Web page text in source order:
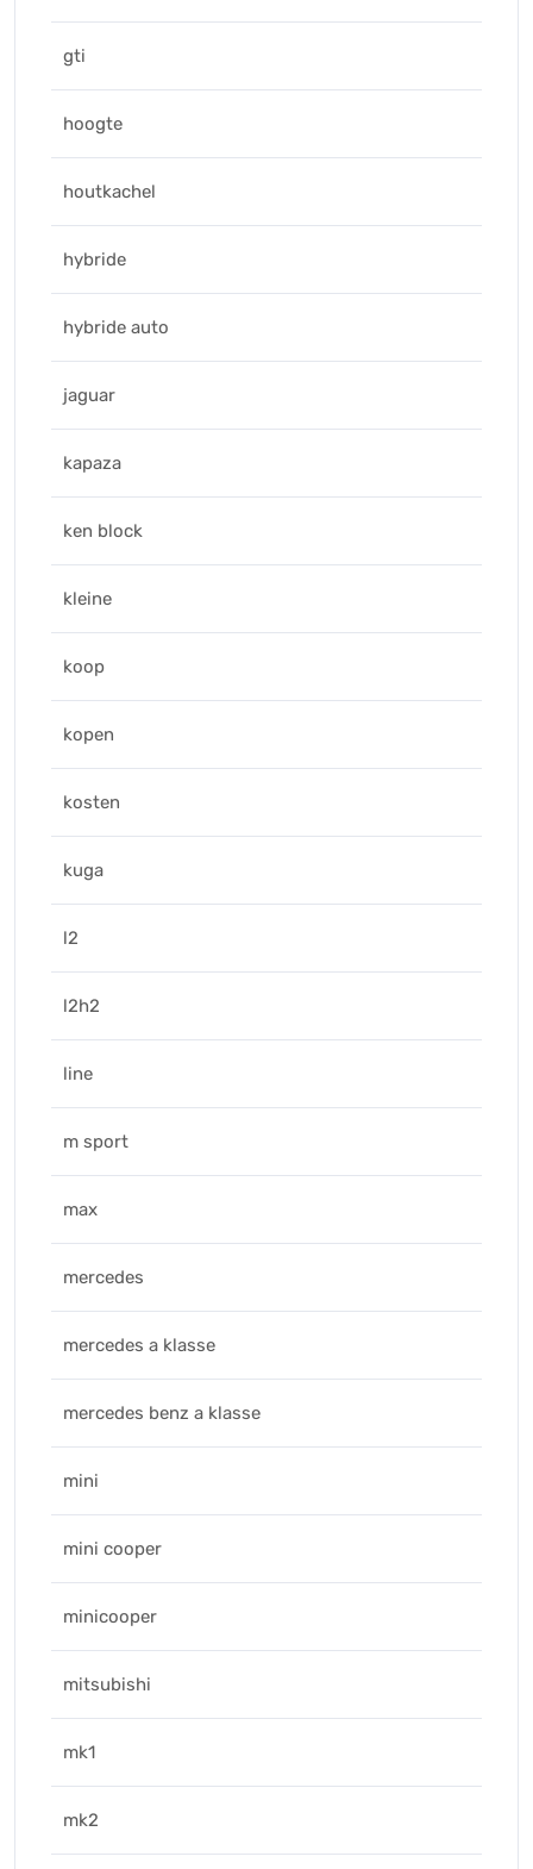
gti
hoogte
houtkachel
hybride
hybride auto
jaguar
kapaza
ken block
kleine
koop
kopen
kosten
kuga
l2
l2h2
line
m sport
max
mercedes
mercedes a klasse
mercedes benz a klasse
mini
mini cooper
minicooper
mitsubishi
mk1
mk2